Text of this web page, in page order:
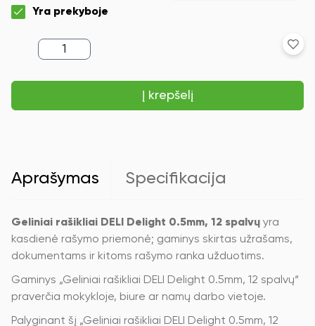
Yra prekyboje
produkto
kiekis:
rašikliai
Delight
Į krepšelį
Aprašymas Specifikacija
Geliniai rašikliai DELI Delight 0.5mm, 12 spalvų yra
kasdienė rašymo priemonė; gaminys skirtas užrašams,
dokumentams ir kitoms rašymo ranka užduotims.
Gaminys „Geliniai rašikliai DELI Delight 0.5mm, 12 spalvų“
praverčia mokykloje, biure ar namų darbo vietoje.
Palyginant šį „Geliniai rašikliai DELI Delight 0.5mm, 12